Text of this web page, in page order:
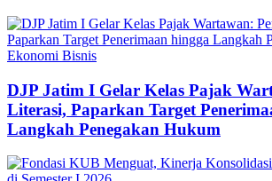
Ekonomi Bisnis
DJP Jatim I Gelar Kelas Pajak
Literasi, Paparkan Target
Langkah Penegakan Hukum